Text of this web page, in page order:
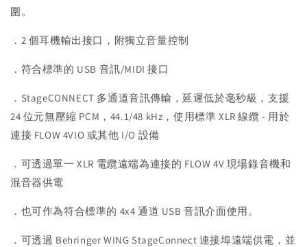
圍。
．2 個耳機輸出接口，附獨立音量控制
．符合標準的 USB 音訊/MIDI 接口
．StageCONNECT 多通道音訊傳輸，延遲低於毫秒級，支援
24 位元無壓縮 PCM，44.1/48 kHz，使用標準 XLR 線纜 - 用於
連接 FLOW 4VIO 或其他 I/O 設備
．可透過單一 XLR 電纜遠端為連接的 FLOW 4V 現場錄音機和
混音器供電
．也可作為符合標準的 4x4 通道 USB 音訊介面使用。
．可透過 Behringer WING StageConnect 連接埠遠端供電，並